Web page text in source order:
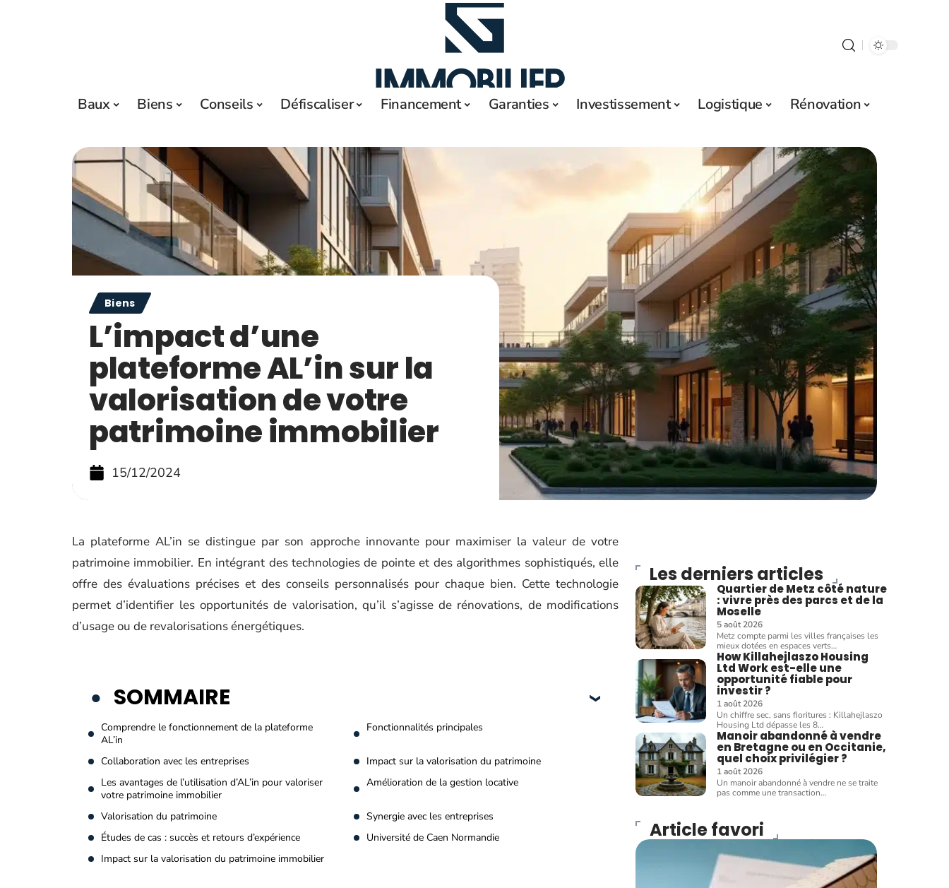
Baux Biens Conseils Défiscaliser Financement Garanties Investissement Logistique Rénovation
Biens
L’impact d’une
plateforme AL’in sur la
valorisation de votre
patrimoine immobilier
15/12/2024
La plateforme AL’in se distingue par son approche innovante pour maximiser la valeur de votre
patrimoine immobilier. En intégrant des technologies de pointe et des algorithmes sophistiqués, elle
offre des évaluations précises et des conseils personnalisés pour chaque bien. Cette technologie
permet d’identifier les opportunités de valorisation, qu’il s’agisse de rénovations, de modifications
d’usage ou de revalorisations énergétiques.
SOMMAIRE
Comprendre le fonctionnement de la plateforme
AL’in
Fonctionnalités principales
Collaboration avec les entreprises
Impact sur la valorisation du patrimoine
Les avantages de l’utilisation d’AL’in pour valoriser
votre patrimoine immobilier
Amélioration de la gestion locative
Valorisation du patrimoine
Synergie avec les entreprises
Études de cas : succès et retours d’expérience
Université de Caen Normandie
Impact sur la valorisation du patrimoine immobilier
Les derniers articles
Quartier de Metz côté nature
: vivre près des parcs et de la
Moselle
5 août 2026
Metz compte parmi les villes françaises les
mieux dotées en espaces verts…
How Killahejlaszo Housing
Ltd Work est-elle une
opportunité fiable pour
investir ?
1 août 2026
Un chiffre sec, sans fioritures : Killahejlaszo
Housing Ltd dépasse les 8…
Manoir abandonné à vendre
en Bretagne ou en Occitanie,
quel choix privilégier ?
1 août 2026
Un manoir abandonné à vendre ne se traite
pas comme une transaction…
Article favori